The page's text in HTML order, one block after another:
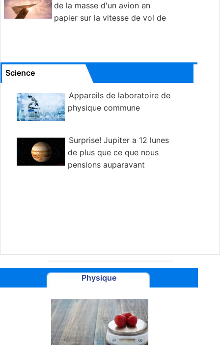
de la masse d'un avion en
papier sur la vitesse de vol de
Science
Appareils de laboratoire de
physique commune
Surprise! Jupiter a 12 lunes
de plus que ce que nous
pensions auparavant
Physique